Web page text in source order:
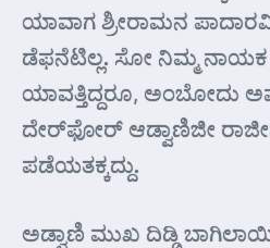
ಯಾವಾಗ ಶ್ರೀರಾಮನ
ಡೆಫನೆಟಿಲ್ಲ. ಸೋ ನಿಮ್ಮ ನಾಯಕ
ಯಾವತ್ತಿದ್ದರೂ, ಅಂಬೋದು
ದೇರ್‌ಫೋರ್‍ ಆಡ್ವಾಣಿಜೀ
ಪಡೆಯತಕ್ಕದ್ದು.
ಅಡ್ವಾಣಿ ಮುಖ ದಿಡ್ಡಿ